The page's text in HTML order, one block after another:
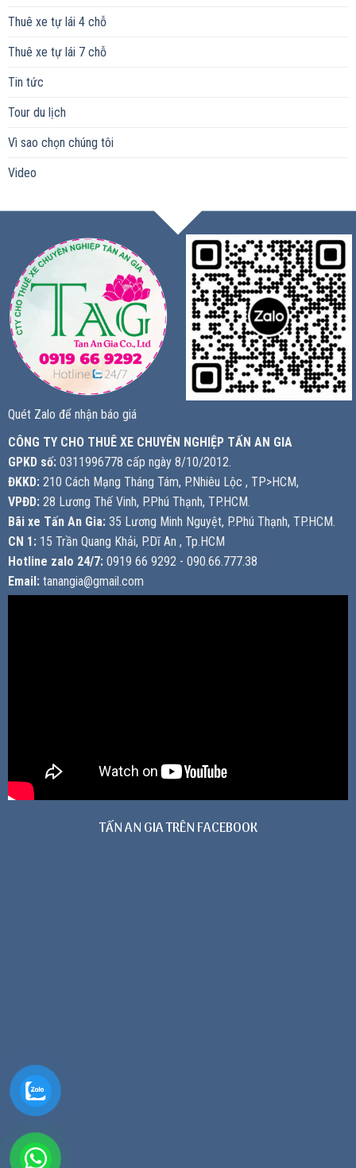
Thuê xe tự lái 4 chỗ
Thuê xe tự lái 7 chỗ
Tin tức
Tour du lịch
Vì sao chọn chúng tôi
Video
Quét Zalo để nhận báo giá
CÔNG TY CHO THUÊ XE CHUYÊN NGHIỆP TẤN AN GIA
GPKD số: 0311996778 cấp ngày 8/10/2012.
ĐKKD: 210 Cách Mạng Tháng Tám, P.Nhiêu Lộc , TP>HCM,
VPĐD: 28 Lương Thế Vinh, P.Phú Thạnh, TP.HCM.
Bãi xe Tấn An Gia: 35 Lương Minh Nguyệt, P.Phú Thạnh, TP.HCM.
CN 1: 15 Trần Quang Khải, P.Dĩ An , Tp.HCM
Hotline zalo 24/7: 0919 66 9292 - 090.66.777.38
Email: tanangia@gmail.com
TẤN AN GIA TRÊN FACEBOOK